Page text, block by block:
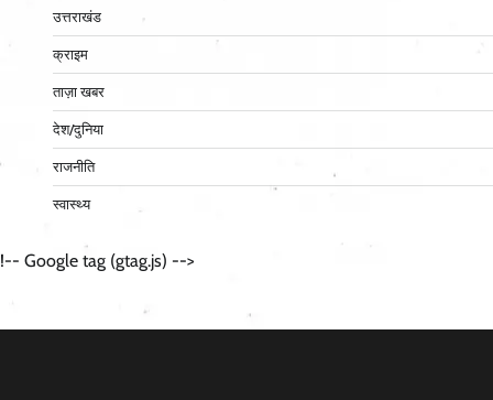
उत्तराखंड
क्राइम
ताज़ा खबर
देश/दुनिया
राजनीति
स्वास्थ्य
!-- Google tag (gtag.js) -->